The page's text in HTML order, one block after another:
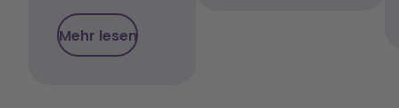
Mehr lesen